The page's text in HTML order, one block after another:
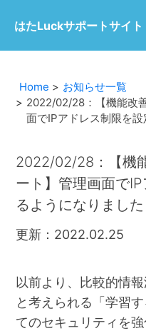
はたLuckサポートサイト
Home
お知らせ一覧
2022/02/28：【機能改
面でIPアドレス制限を
2022/02/28：【機
ート】管理画面で
るようになりました
更新：2022.02.25
以前より、比較的情
と考えられる「学習
てのセキュリティを